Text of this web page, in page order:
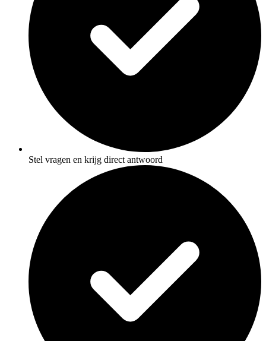
Stel vragen en krijg direct antwoord